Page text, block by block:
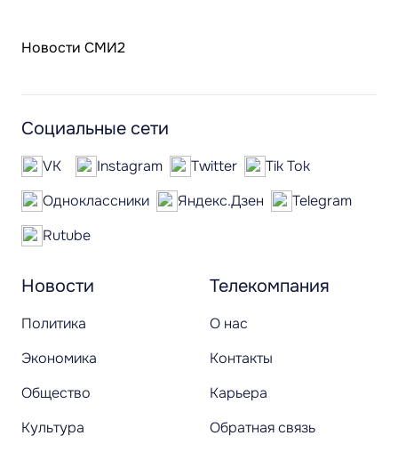
Новости СМИ2
Новости
Политика
Экономика
Общество
Культура
Телекомпания
О нас
Контакты
Карьера
Обратная связь
Социальные сети
VK Instagram Twitter
Tik Tok
Одноклассники
Яндекс.Дзен
Telegram
Rutube